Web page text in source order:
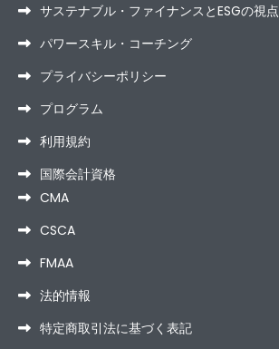
サステナブル・ファイナンスとESGの視点
パワースキル・コーチング
プライバシーポリシー
プログラム
利用規約
国際会計資格
CMA
CSCA
FMAA
法的情報
特定商取引法に基づく表記